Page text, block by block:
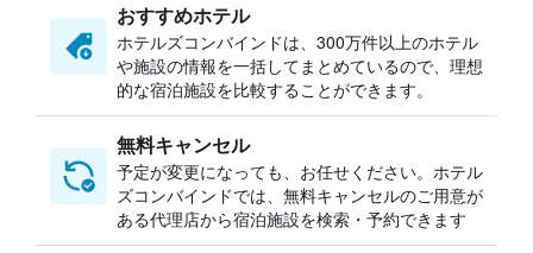
おすすめホテル
ホテルズコンバインドは、300万件以上のホテル
や施設の情報を一括してまとめているので、理想
的な宿泊施設を比較することができます。
無料キャンセル
予定が変更になっても、お任せください。ホテル
ズコンバインドでは、無料キャンセルのご用意が
ある代理店から宿泊施設を検索・予約できます